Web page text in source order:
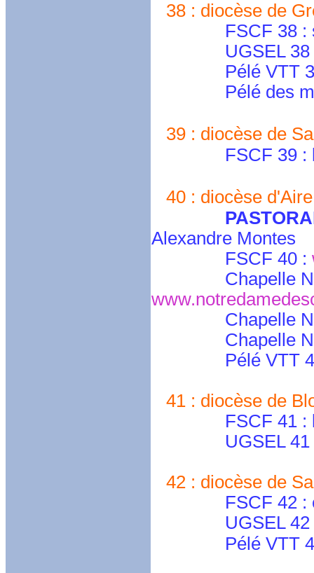
38 : diocèse de
FSCF 38 :
UGSEL 38
Pélé VTT
Pélé des
39 : diocèse de
FSCF 39 :
40 : diocèse
Alexandre Montes
FSCF 40 :
Chapelle
Chapelle
Chapelle Notre
Pélé VTT 40 :
41 : diocèse de
FSCF 41 :
UGSEL 41 :
42 : diocèse de
FSCF 42 :
UGSEL 42 :
Pélé VTT